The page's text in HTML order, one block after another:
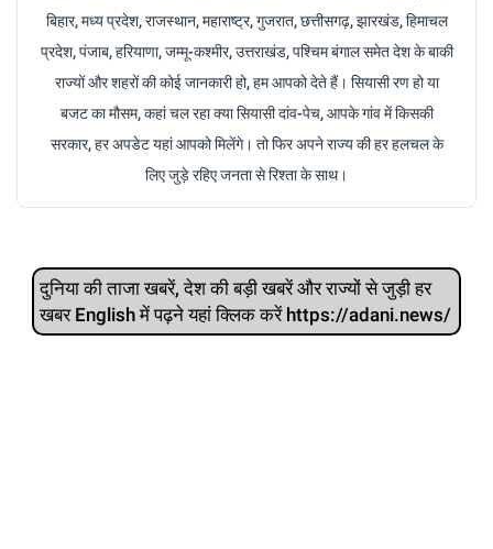
बिहार, मध्य प्रदेश, राजस्थान, महाराष्ट्र, गुजरात, छत्तीसगढ़, झारखंड, हिमाचल
प्रदेश, पंजाब, हरियाणा, जम्मू-कश्मीर, उत्तराखंड, पश्चिम बंगाल समेत देश के बाकी
राज्यों और शहरों की कोई जानकारी हो, हम आपको देते हैं। सियासी रण हो या
बजट का मौसम, कहां चल रहा क्या सियासी दांव-पेच, आपके गांव में किसकी
सरकार, हर अपडेट यहां आपको मिलेंगे। तो फिर अपने राज्य की हर हलचल के
लिए जुड़े रहिए जनता से रिश्ता के साथ।
दुनिया की ताजा खबरें, देश की बड़ी खबरें और राज्‍यों से जुड़ी हर
खबर English में पढ़ने यहां क्लिक करें https://adani.news/